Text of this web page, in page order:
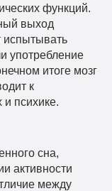
функций.
выход
испытывать
употребление
итоге мозг
к
психике.
сна,
активности
между